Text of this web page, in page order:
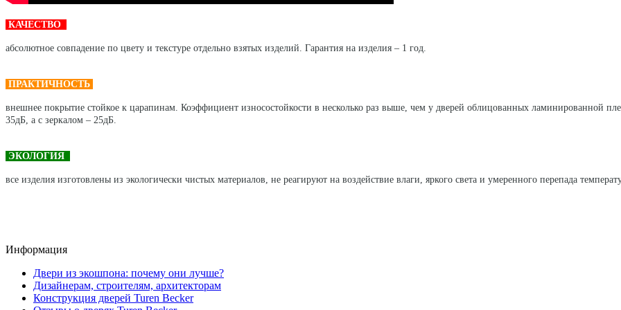
КАЧЕСТВО
абсолютное совпадение по цвету и текстуре отдельно взятых изделий. Гарантия на изделия – 1 год.
ПРАКТИЧНОСТЬ
внешнее покрытие стойкое к царапинам. Коэффициент износостойкости в несколько раз выше, чем у дверей облицованных ламинированной
35дБ, а с зеркалом – 25дБ.
ЭКОЛОГИЯ
все изделия изготовлены из экологически чистых материалов, не реагируют на воздействие влаги, яркого света и умеренного перепада
Информация
Двери из экошпона: почему они лучше?
Дизайнерам, строителям, архитекторам
Конструкция дверей Turen Becker